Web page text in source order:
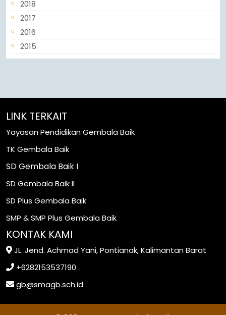
2018
2017
2016
2015
LINK TERKAIT
Yayasan Pendidikan Gembala Baik
TK Gembala Baik
SD Gembala Baik I
SD Gembala Baik II
SD Plus Gembala Baik
SMP & SMP Plus Gembala Baik
KONTAK KAMI
JL. Jend. Achmad Yani, Pontianak, Kalimantan Barat
+6282153537190
gb@smagb.sch.id